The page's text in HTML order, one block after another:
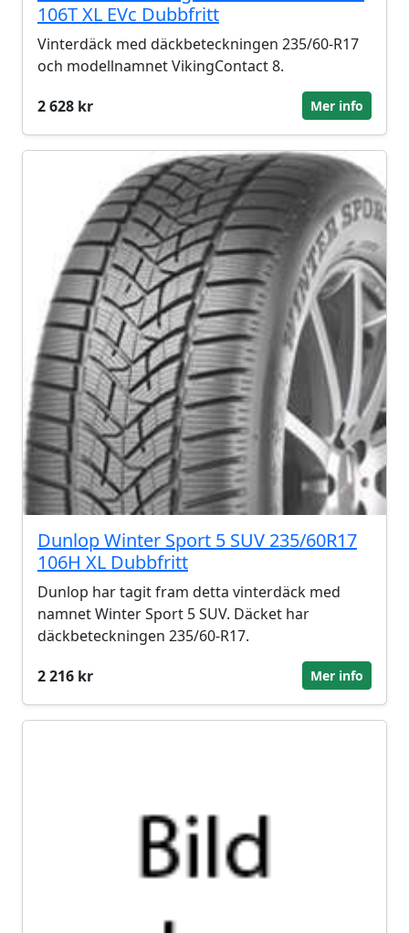
106T XL EVc Dubbfritt
Vinterdäck med däckbeteckningen 235/60-R17
och modellnamnet VikingContact 8.
2 628 kr
Mer info
Dunlop Winter Sport 5 SUV 235/60R17
106H XL Dubbfritt
Dunlop har tagit fram detta vinterdäck med
namnet Winter Sport 5 SUV. Däcket har
däckbeteckningen 235/60-R17.
2 216 kr
Mer info